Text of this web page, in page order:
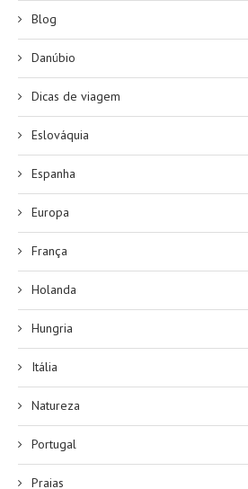
Blog
Danúbio
Dicas de viagem
Eslováquia
Espanha
Europa
França
Holanda
Hungria
Itália
Natureza
Portugal
Praias